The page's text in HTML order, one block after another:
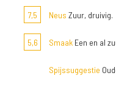
7,5 Neus Zuur, druivig.
5,6 Smaak Een en al
Spijssuggestie